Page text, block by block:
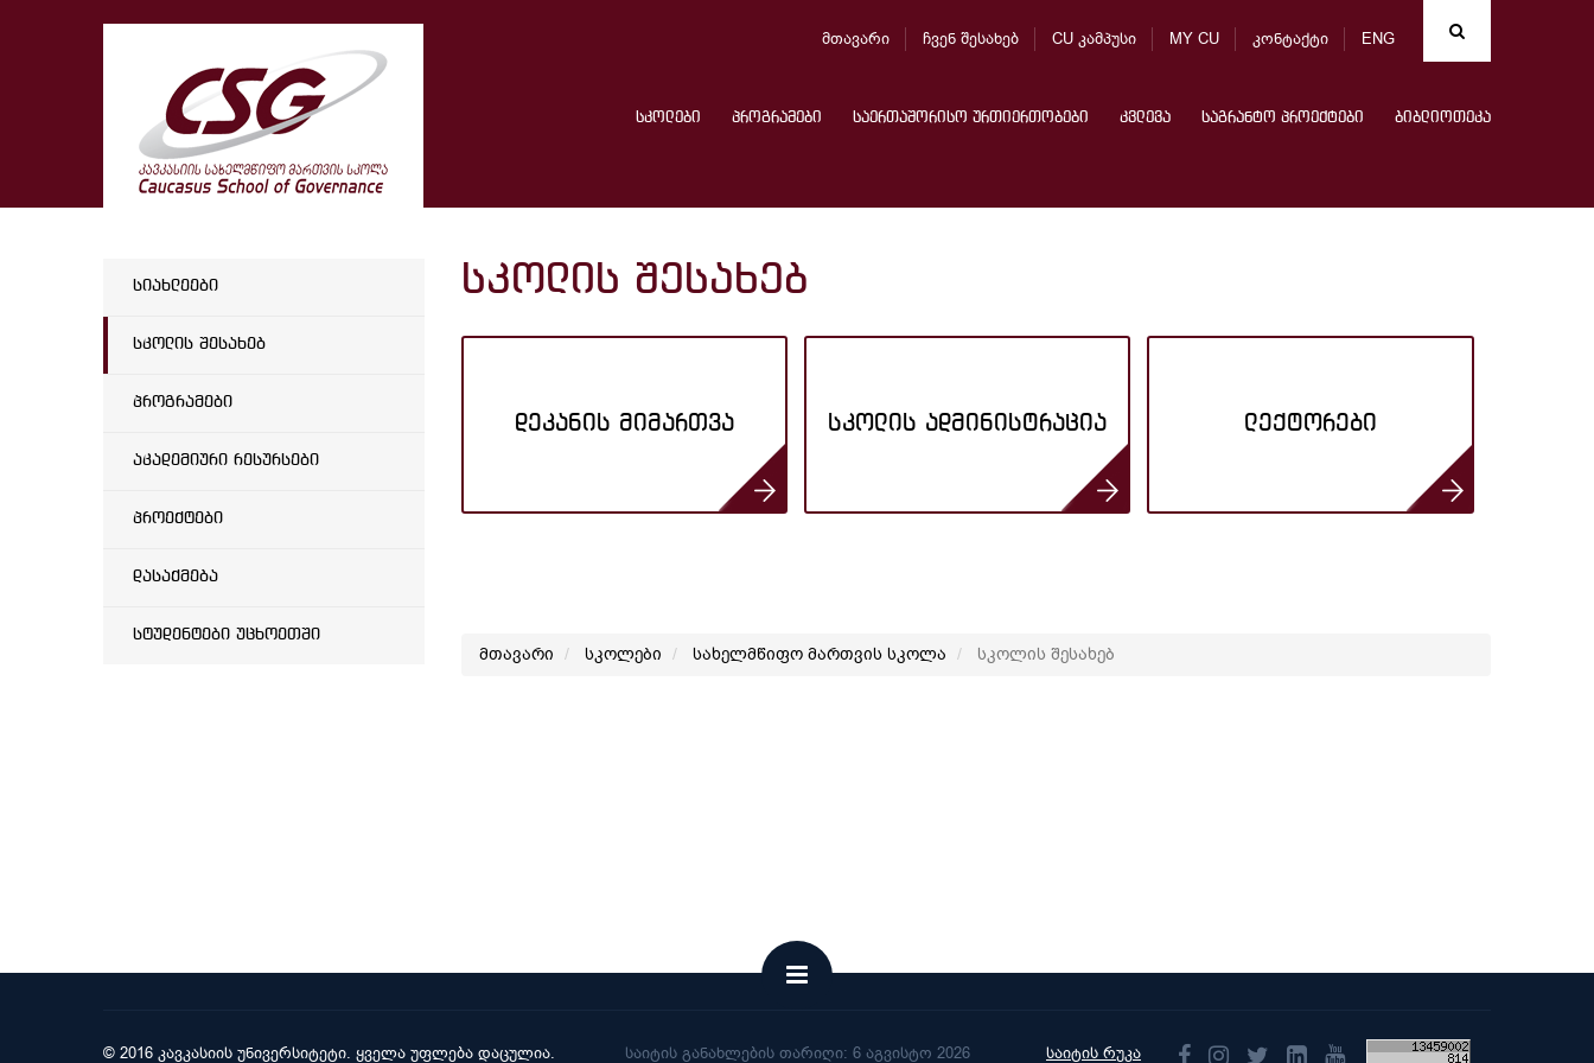
ENG
მთავარი ჩვენ შესახებ CU კამპუსი MY CU კონტაქტი
სკოლები პროგრამები საერთაშორისო ურთიერთობები კვლევა საგრანტო პროექტები ბიბლიოთეკა
სიახლეები
სკოლის შესახებ
პროგრამები
აკადემიური რესურსები
პროექტები
დასაქმება
სტუდენტები უცხოეთში
სკოლის შესახებ
დეკანის მიმართვა სკოლის ადმინისტრაცია ლექტორები
მთავარი სკოლები სახელმწიფო მართვის სკოლა სკოლის შესახებ
საიტის რუკა
საიტის განახლების თარიღი: 6 აგვისტო 2026
© 2016 კავკასიის უნივერსიტეტი. ყველა უფლება დაცულია.